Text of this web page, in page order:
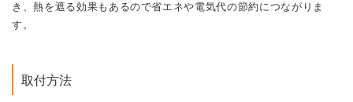
き、熱を遮る効果もあるので省エネや電気代の節約につながりま
す。
取付方法